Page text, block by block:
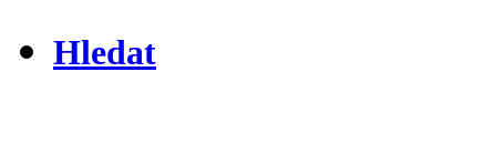
Hledat